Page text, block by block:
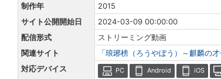
制作年
2015
サイト公開開始日
2024-03-09 00:00:00
配信形式
ストリーミング動画
関連サイト
「琅琊榜（ろうやぼう）～麒麟の
対応デバイス
PC Android iOS